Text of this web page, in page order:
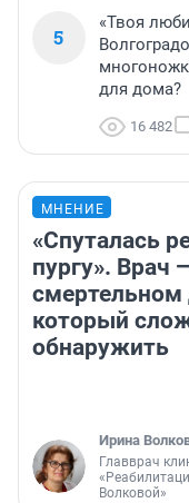
5
«Твоя
для дома?
16 482
МНЕНИЕ
«Спуталась
пургу». Врач
смертельном
который
обнаружить
Ирина
Главврач
Волковой»